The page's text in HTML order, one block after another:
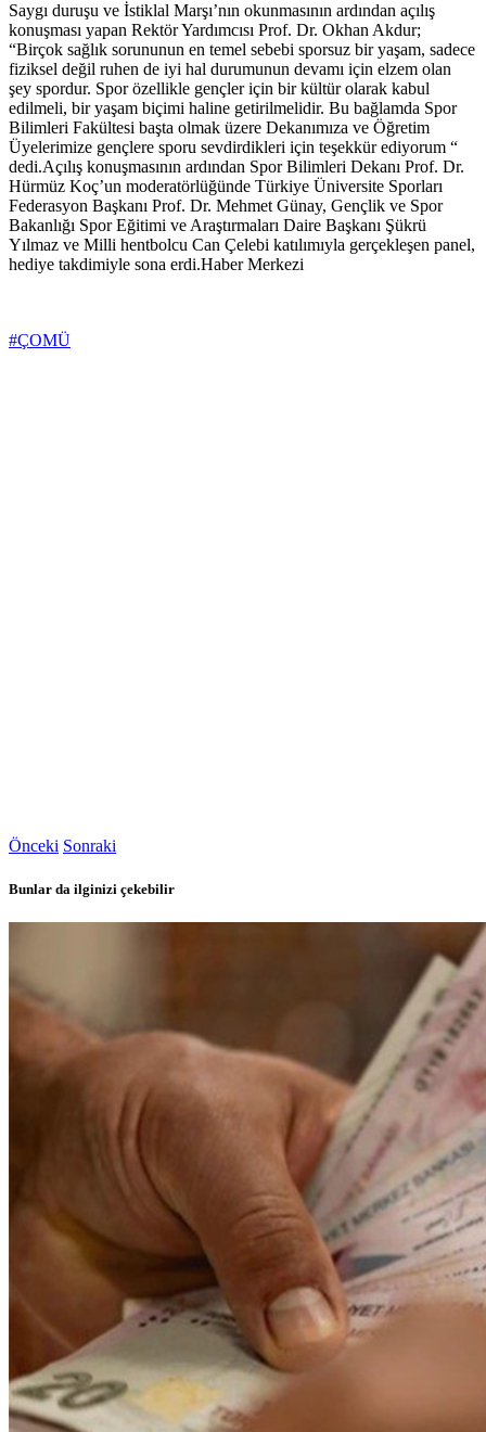
Saygı duruşu ve İstiklal Marşı’nın okunmasının ardından açılış
konuşması yapan Rektör Yardımcısı Prof. Dr. Okhan Akdur;
“Birçok sağlık sorununun en temel sebebi sporsuz bir yaşam, sadece
fiziksel değil ruhen de iyi hal durumunun devamı için elzem olan
şey spordur. Spor özellikle gençler için bir kültür olarak kabul
edilmeli, bir yaşam biçimi haline getirilmelidir. Bu bağlamda Spor
Bilimleri Fakültesi başta olmak üzere Dekanımıza ve Öğretim
Üyelerimize gençlere sporu sevdirdikleri için teşekkür ediyorum “
dedi.Açılış konuşmasının ardından Spor Bilimleri Dekanı Prof. Dr.
Hürmüz Koç’un moderatörlüğünde Türkiye Üniversite Sporları
Federasyon Başkanı Prof. Dr. Mehmet Günay, Gençlik ve Spor
Bakanlığı Spor Eğitimi ve Araştırmaları Daire Başkanı Şükrü
Yılmaz ve Milli hentbolcu Can Çelebi katılımıyla gerçekleşen panel,
hediye takdimiyle sona erdi.Haber Merkezi
#ÇOMÜ
Önceki Sonraki
Bunlar da ilginizi çekebilir